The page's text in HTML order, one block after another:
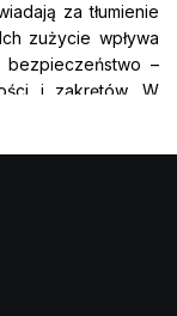
za tłumienie
zużycie wpływa
–
i zakrętów. W
do takich
Ford, Jeep czy
szczegółowo – z
prosty, szybki i